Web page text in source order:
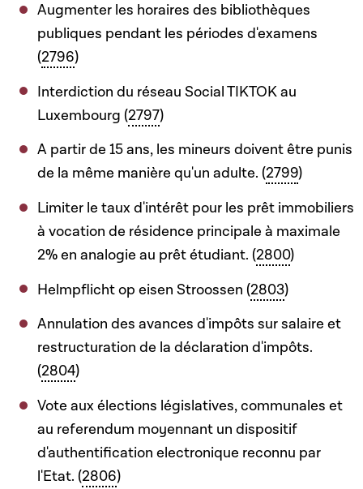
Augmenter les horaires des bibliothèques
publiques pendant les périodes d'examens
(2796)
Interdiction du réseau Social TIKTOK au
Luxembourg (2797)
A partir de 15 ans, les mineurs doivent être punis
de la même manière qu'un adulte. (2799)
Limiter le taux d'intérêt pour les prêt immobiliers
à vocation de résidence principale à maximale
2% en analogie au prêt étudiant. (2800)
Helmpflicht op eisen Stroossen (2803)
Annulation des avances d'impôts sur salaire et
restructuration de la déclaration d'impôts.
(2804)
Vote aux élections législatives, communales et
au referendum moyennant un dispositif
d'authentification electronique reconnu par
l'Etat. (2806)